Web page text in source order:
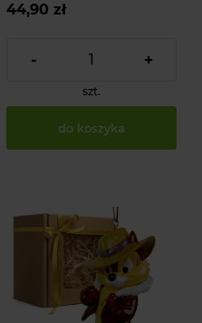
44,90 zł
- +
szt.
do koszyka